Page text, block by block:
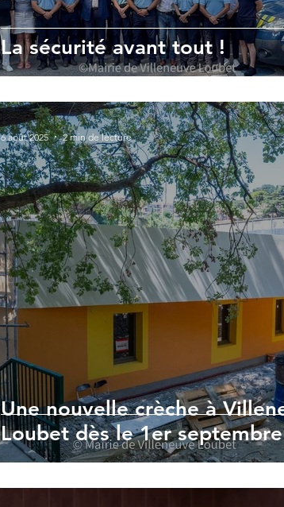
La sécurité avant tout !
Une nouvelle crèche à
Loubet dès le 1er
6 août 2025 2 min de lecture